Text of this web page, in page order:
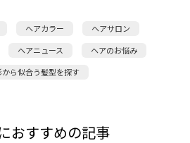
ヘアカラー
ヘアサロン
ヘアニュース
ヘアのお悩み
ら似合う髪型を探す
おすすめの記事